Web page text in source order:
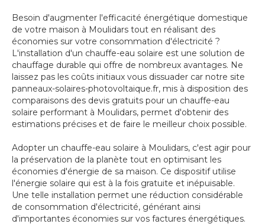
Besoin d'augmenter l'efficacité énergétique domestique
de votre maison à Moulidars tout en réalisant des
économies sur votre consommation d'électricité ?
L'installation d'un chauffe-eau solaire est une solution de
chauffage durable qui offre de nombreux avantages. Ne
laissez pas les coûts initiaux vous dissuader car notre site
panneaux-solaires-photovoltaique.fr, mis à disposition des
comparaisons des devis gratuits pour un chauffe-eau
solaire performant à Moulidars, permet d'obtenir des
estimations précises et de faire le meilleur choix possible.
Adopter un chauffe-eau solaire à Moulidars, c'est agir pour
la préservation de la planète tout en optimisant les
économies d'énergie de sa maison. Ce dispositif utilise
l'énergie solaire qui est à la fois gratuite et inépuisable.
Une telle installation permet une réduction considérable
de consommation d'électricité, générant ainsi
d'importantes économies sur vos factures énergétiques.